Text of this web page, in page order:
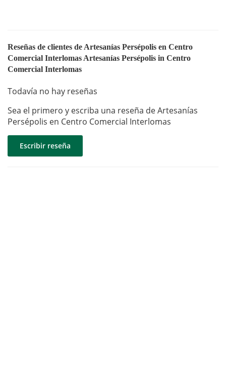
Reseñas de clientes de Artesanías Persépolis en Centro
Comercial Interlomas Artesanías Persépolis in Centro
Comercial Interlomas
Todavía no hay reseñas
Sea el primero y escriba una reseña de Artesanías
Persépolis en Centro Comercial Interlomas
Escribir reseña